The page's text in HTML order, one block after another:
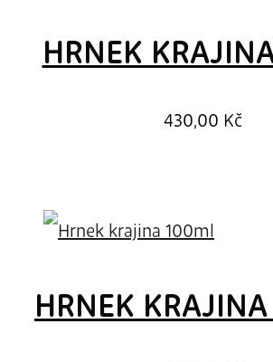
HRNEK
430,00 Kč
HRNEK